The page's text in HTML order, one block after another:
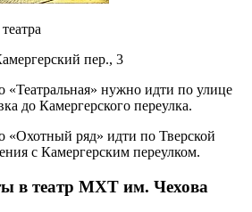
пер., 3
«Театральная» нужно идти по улице
до Камергерского переулка.
«Охотный ряд» идти по Тверской
с Камергерским переулком.
в театр МХТ им. Чехова